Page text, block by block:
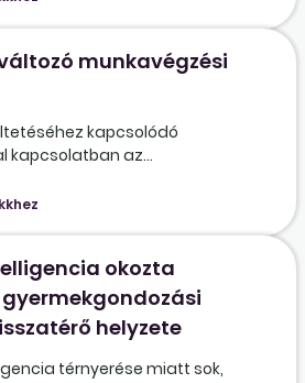
munkavégzési
kapcsolódó
kapcsolatban az...
okozta
helyzete
térnyerése miatt sok,